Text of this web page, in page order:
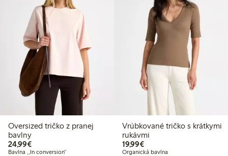
Oversized tričko z pranej
bavlny
24,99€24,99 €
Bavlna ,,In conversion“
Vrúbkované tričko s krátkymi
rukávmi
19,99€19,99 €
Organická bavlna